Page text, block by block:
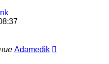
Adamedik